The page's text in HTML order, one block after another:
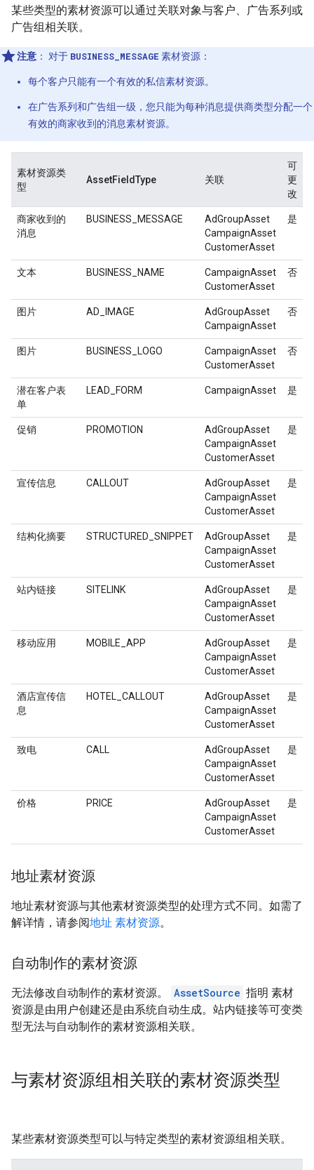
某些类型的素材资源可以通过关联对象与客户、广告系列或
广告组相关联。
注意 ： 对于 BUSINESS_MESSAGE 素材资源：
每个客户只能有一个有效的私信素材资源。
在广告系列和广告组一级，您只能为每种消息提供商类型分配一个
有效的商家收到的消息素材资源。
素材资源类
型
AssetFieldType 关联
可
更
改
商家收到的
消息
BUSINESS_MESSAGE
AdGroupAsset
CampaignAsset
CustomerAsset
是
文本 BUSINESS_NAME
CampaignAsset
CustomerAsset
否
图片 AD_IMAGE
AdGroupAsset
CampaignAsset
否
图片 BUSINESS_LOGO
CampaignAsset
CustomerAsset
否
潜在客户表
单
LEAD_FORM CampaignAsset 是
促销 PROMOTION
AdGroupAsset
CampaignAsset
CustomerAsset
是
宣传信息 CALLOUT
AdGroupAsset
CampaignAsset
CustomerAsset
是
结构化摘要 STRUCTURED_SNIPPET
AdGroupAsset
CampaignAsset
CustomerAsset
是
站内链接 SITELINK
AdGroupAsset
CampaignAsset
CustomerAsset
是
移动应用 MOBILE_APP
AdGroupAsset
CampaignAsset
CustomerAsset
是
酒店宣传信
息
HOTEL_CALLOUT
AdGroupAsset
CampaignAsset
CustomerAsset
是
致电 CALL
AdGroupAsset
CampaignAsset
CustomerAsset
是
价格 PRICE
AdGroupAsset
CampaignAsset
CustomerAsset
是
地址素材资源
地址素材资源与其他素材资源类型的处理方式不同。如需了
解详情，请参阅地址 素材资源。
自动制作的素材资源
无法修改自动制作的素材资源。 AssetSource 指明 素材
资源是由用户创建还是由系统自动生成。站内链接等可变类
型无法与自动制作的素材资源相关联。
与素材资源组相关联的素材资源类型
某些素材资源类型可以与特定类型的素材资源组相关联。